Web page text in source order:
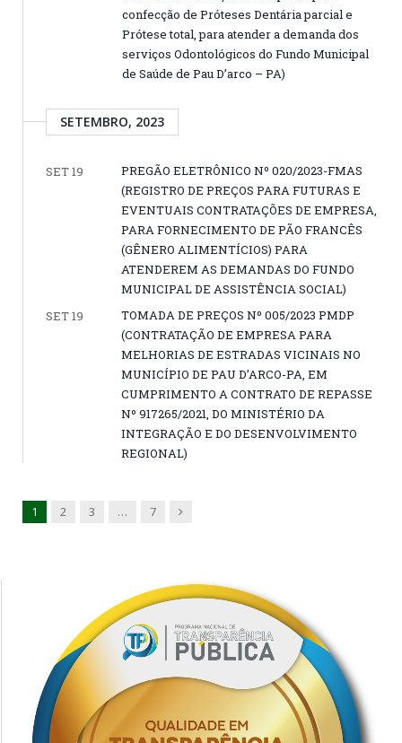
confecção de Próteses Dentária parcial e
Prótese total, para atender a demanda dos
serviços Odontológicos do Fundo Municipal
de Saúde de Pau D’arco – PA)
SETEMBRO, 2023
SET 19
PREGÃO ELETRÔNICO Nº 020/2023-FMAS
(REGISTRO DE PREÇOS PARA FUTURAS E
EVENTUAIS CONTRATAÇÕES DE EMPRESA,
PARA FORNECIMENTO DE PÃO FRANCÊS
(GÊNERO ALIMENTÍCIOS) PARA
ATENDEREM AS DEMANDAS DO FUNDO
MUNICIPAL DE ASSISTÊNCIA SOCIAL)
SET 19
TOMADA DE PREÇOS Nº 005/2023 PMDP
(CONTRATAÇÃO DE EMPRESA PARA
MELHORIAS DE ESTRADAS VICINAIS NO
MUNICÍPIO DE PAU D’ARCO-PA, EM
CUMPRIMENTO A CONTRATO DE REPASSE
Nº 917265/2021, DO MINISTÉRIO DA
INTEGRAÇÃO E DO DESENVOLVIMENTO
REGIONAL)
1 2 3 … 7 Next